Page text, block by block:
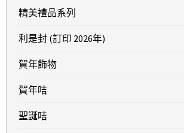
精美禮品系列
利是封 (訂印 2026年)
賀年飾物
賀年咭
聖誕咭